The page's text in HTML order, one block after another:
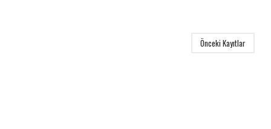
Önceki Kayıtlar